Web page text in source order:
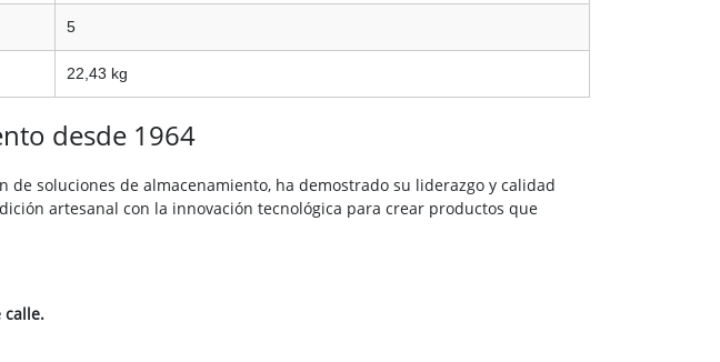
5
22,43 kg
desde 1964
soluciones de almacenamiento, ha demostrado su liderazgo y calidad
artesanal con la innovación tecnológica para crear productos que
calle.